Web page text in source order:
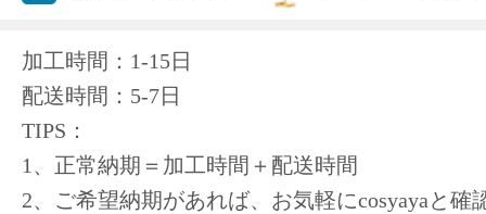
加工時間：1-15日
配送時間：5-7日
TIPS：
1、正常納期＝加工時間＋配送時間
2、ご希望納期があれば、お気軽にcosyayaと確